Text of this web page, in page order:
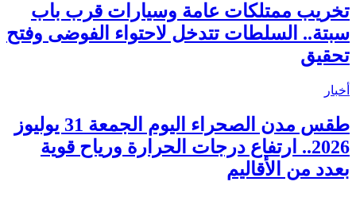
تخريب ممتلكات عامة وسيارات قرب باب
سبتة.. السلطات تتدخل لاحتواء الفوضى وفتح
تحقيق
أخبار
طقس مدن الصحراء اليوم الجمعة 31 يوليوز
2026.. ارتفاع درجات الحرارة ورياح قوية
بعدد من الأقاليم